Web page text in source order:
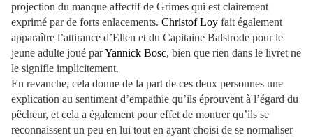
projection du manque affectif de Grimes qui est clairement
exprimé par de forts enlacements. Christof Loy fait également
apparaître l’attirance d’Ellen et du Capitaine Balstrode pour le
jeune adulte joué parYannick Bosc, bien que rien dans le livret ne
le signifie implicitement.
En revanche, cela donne de la part de ces deux personnes une
explication au sentiment d’empathie qu’ils éprouvent à l’égard du
pêcheur, et cela a également pour effet de montrer qu’ils se
reconnaissent un peu en lui tout en ayant choisi de se normaliser